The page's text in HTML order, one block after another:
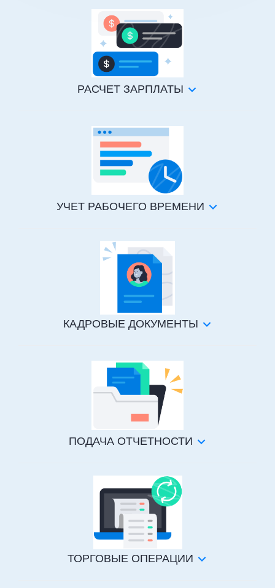
РАСЧЕТ ЗАРПЛАТЫ
УЧЕТ РАБОЧЕГО ВРЕМЕНИ
КАДРОВЫЕ ДОКУМЕНТЫ
ПОДАЧА ОТЧЕТНОСТИ
ТОРГОВЫЕ ОПЕРАЦИИ